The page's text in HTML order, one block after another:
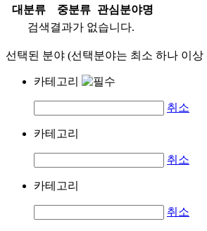
대분류
중분류
관심분야명
검색결과가 없습니다.
선택된 분야 (선택분야는 최소 하나 이
카테고리
취소
카테고리
취소
카테고리
취소